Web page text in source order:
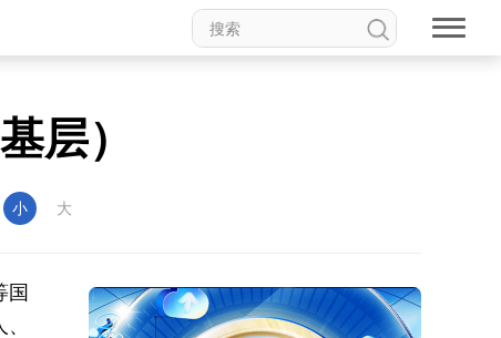
层）
小 大
国